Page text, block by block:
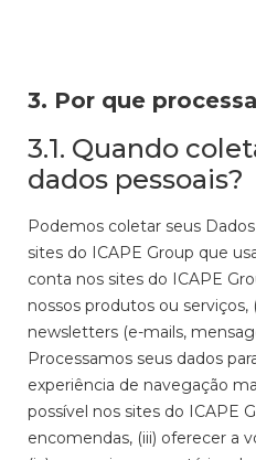
3. Por que
3.1. Quando
dados pessoais?
Podemos coletar seus
sites do ICAPE Group que
conta nos sites do ICAPE
nossos produtos ou serviços,
newsletters (e-mails,
Processamos seus dados
experiência de navegação
possível nos sites do ICAPE
encomendas, (iii) oferecer a